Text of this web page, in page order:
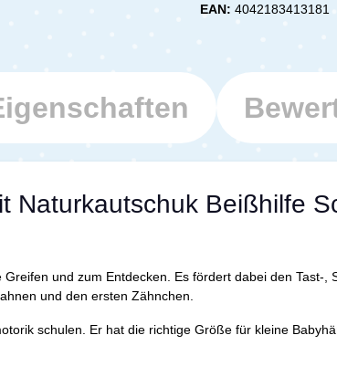
EAN:4042183413181
Naturkautschuk Beißhilfe
und zum Entdecken. Es fördert dabei den Tast-,
und den ersten Zähnchen.
schulen. Er hat die richtige Größe für kleine